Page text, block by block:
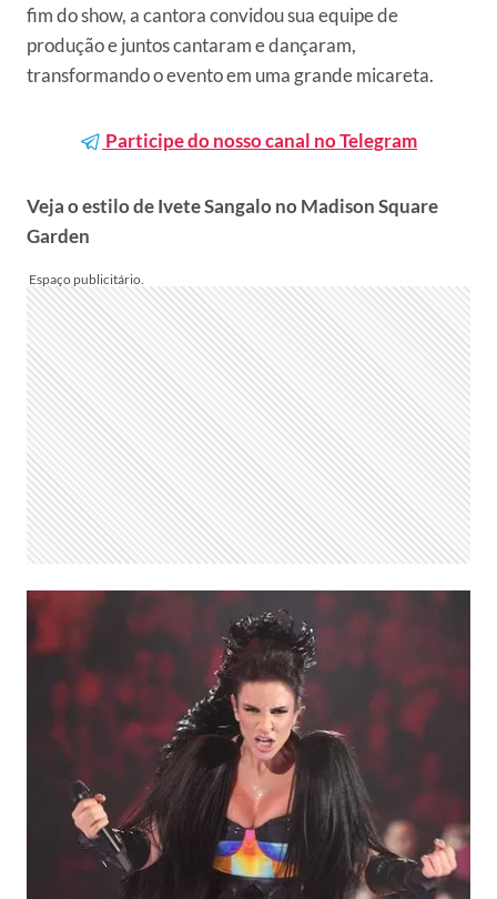
fim do show, a cantora convidou sua equipe de
produção e juntos cantaram e dançaram,
transformando o evento em uma grande micareta.
Participe do nosso canal no Telegram
Veja o estilo de Ivete Sangalo no Madison Square
Garden